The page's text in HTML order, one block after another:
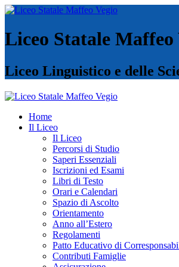
Liceo Statale Maffeo
Liceo Linguistico e delle
Home
Il Liceo
Il Liceo
Percorsi di Studio
Saperi Essenziali
Iscrizioni ed Esami
Libri di Testo
Orari e Calendari
Spazio di Ascolto
Orientamento
Anno all’Estero
Regolamenti
Patto Educativo di
Contributi Famiglie